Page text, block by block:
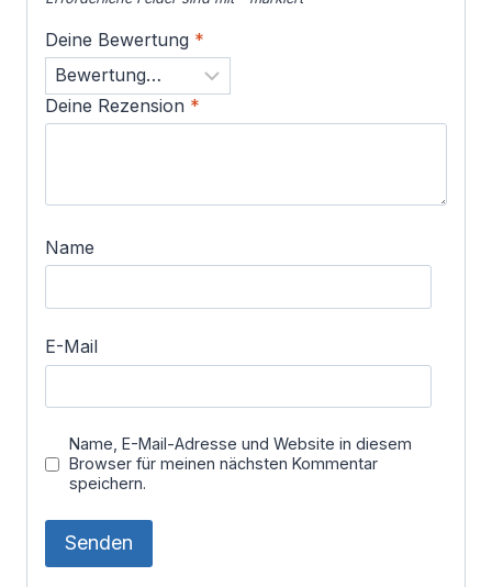
Deine Bewertung *
Deine Rezension *
Name
E-Mail
Name, E-Mail-Adresse und Website in diesem
Browser für meinen nächsten Kommentar
speichern.